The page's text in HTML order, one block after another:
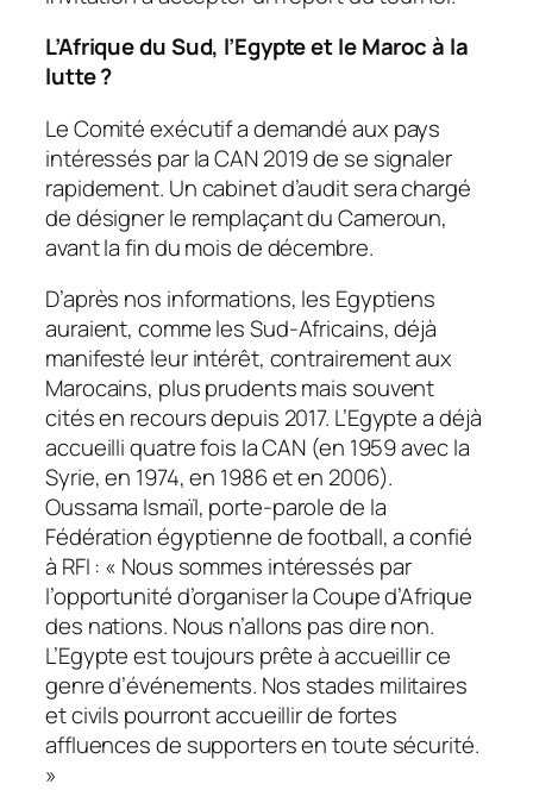
L’Afrique du Sud, l’Egypte et le Maroc à la
lutte ?
Le Comité exécutif a demandé aux pays
intéressés par la CAN 2019 de se signaler
rapidement. Un cabinet d’audit sera chargé
de désigner le remplaçant du Cameroun,
avant la fin du mois de décembre.
D’après nos informations, les Egyptiens
auraient, comme les Sud-Africains, déjà
manifesté leur intérêt, contrairement aux
Marocains, plus prudents mais souvent
cités en recours depuis 2017. L’Egypte a déjà
accueilli quatre fois la CAN (en 1959 avec la
Syrie, en 1974, en 1986 et en 2006).
Oussama Ismaïl, porte-parole de la
Fédération égyptienne de football, a confié
à RFI : « Nous sommes intéressés par
l’opportunité d’organiser la Coupe d’Afrique
des nations. Nous n’allons pas dire non.
L’Egypte est toujours prête à accueillir ce
genre d’événements. Nos stades militaires
et civils pourront accueillir de fortes
affluences de supporters en toute sécurité.
»